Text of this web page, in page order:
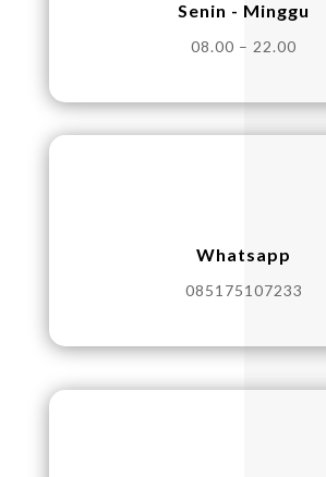
Senin - Minggu
08.00 – 22.00
Whatsapp
085175107233